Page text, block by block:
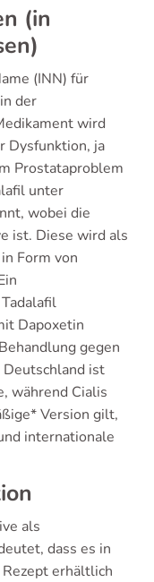
(in
(INN) für
der
wird
Dysfunktion, ja
Prostataproblem
unter
wobei die
ist. Diese wird als
Form von
Dapoxetin
gegen
ist
während Cialis
Version gilt,
internationale
als
dass es in
erhältlich